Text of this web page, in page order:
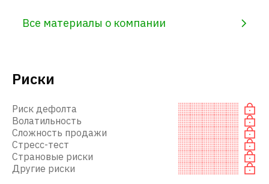
Все материалы о компании
Риски
Риск дефолта
Волатильность
Сложность продажи
Стресс-тест
Страновые риски
Другие риски